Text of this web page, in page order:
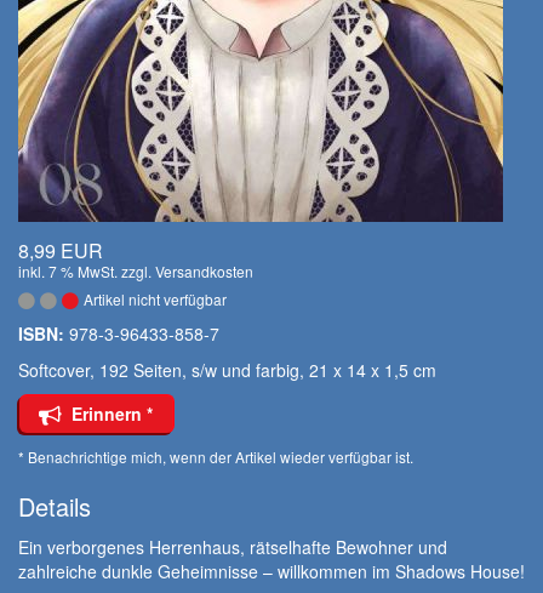
8,99 EUR
inkl. 7 % MwSt. zzgl. Versandkosten
Artikel nicht verfügbar
ISBN: 978-3-96433-858-7
Softcover, 192 Seiten, s/w und farbig, 21 x 14 x 1,5 cm
Erinnern *
* Benachrichtige mich, wenn der Artikel wieder verfügbar ist.
Details
Ein verborgenes Herrenhaus, rätselhafte Bewohner und
zahlreiche dunkle Geheimnisse – willkommen im Shadows House!